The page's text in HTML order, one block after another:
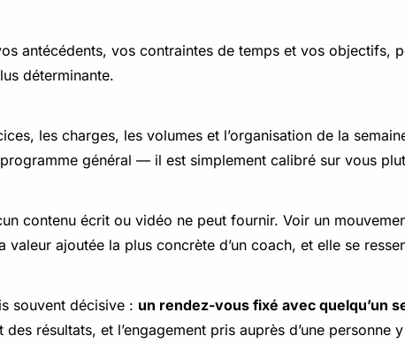
antécédents, vos contraintes de temps et vos objectifs,
déterminante.
les charges, les volumes et l’organisation de la
général — il est simplement calibré sur vous
contenu écrit ou vidéo ne peut fournir. Voir un
valeur ajoutée la plus concrète d’un coach, et elle se
souvent décisive : un rendez-vous fixé avec quelqu’un
résultats, et l’engagement pris auprès d’une personne